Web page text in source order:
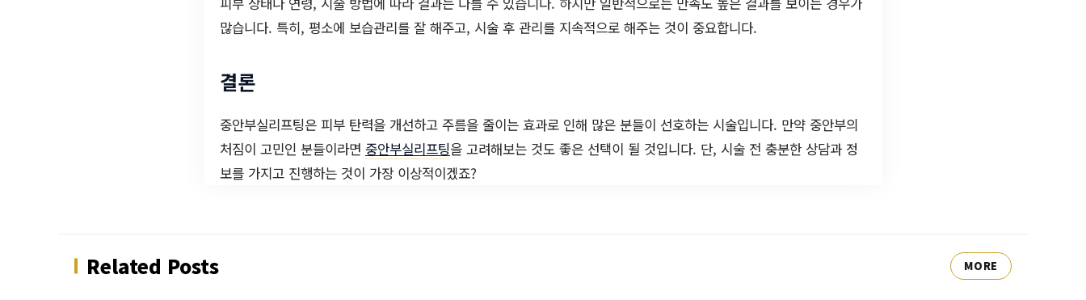
많습니다. 특히, 평소에 보습관리를 잘 해주고, 시술 후 관리를 지속적으로 해주는 것이 중요합니다.
결론
중안부실리프팅은 피부 탄력을 개선하고 주름을 줄이는 효과로 인해 많은 분들이 선호하는 시술입니다. 만약 중안부의
처짐이 고민인 분들이라면 중안부실리프팅을 고려해보는 것도 좋은 선택이 될 것입니다. 단, 시술 전 충분한 상담과 정
보를 가지고 진행하는 것이 가장 이상적이겠죠?
Related Posts MORE